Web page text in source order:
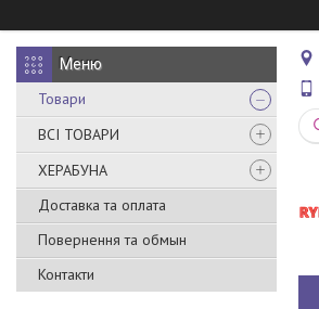
Товари
ВСІ ТОВАРИ
ХЕРАБУНА
Доставка та оплата
Повернення та обмын
Контакти